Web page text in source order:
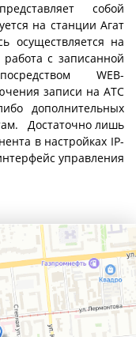
собой
на станции Агат
осуществляется на
с записанной
WEB-
записи на АТС
дополнительных
Достаточно лишь
в настройках IP-
управления